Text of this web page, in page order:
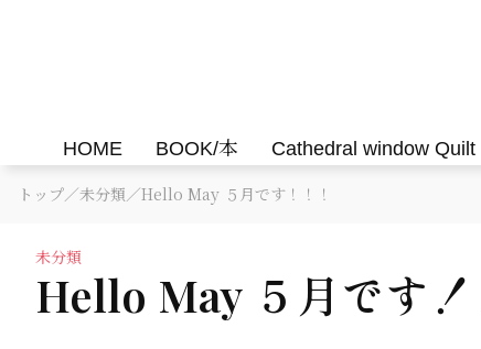
HOME BOOK/本 Cathedral window Quilt
トップ／未分類／Hello May ５月です！！！
未分類
Hello May ５月です！